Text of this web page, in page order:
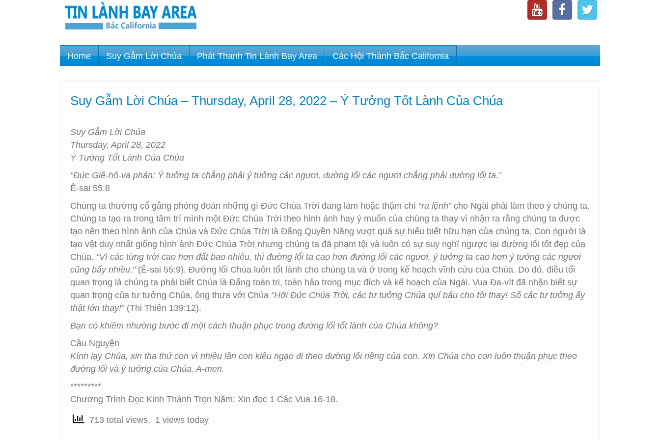
Home Suy Gẫm Lời Chúa Phát Thanh Tin Lành Bay Area Các Hội Thánh Bắc California
Suy Gẫm Lời Chúa – Thursday, April 28, 2022 – Ý Tưởng Tốt Lành Của Chúa
Suy Gẫm Lời Chúa
Thursday, April 28, 2022
Ý Tưởng Tốt Lành Của Chúa
“Đức Giê-hô-va phán: Ý tưởng ta chẳng phải ý tưởng các ngươi, đường lối các ngươi chẳng phải đường lối ta.”
Ê-sai 55:8
Chúng ta thường cố gắng phỏng đoán những gì Đức Chúa Trời đang làm hoặc thậm chí “ra lệnh”cho Ngài phải làm theo ý chúng ta.
Chúng ta tạo ra trong tâm trí mình một Đức Chúa Trời theo hình ảnh hay ý muốn của chúng ta thay vì nhận ra rằng chúng ta được
tạo nên theo hình ảnh của Chúa và Đức Chúa Trời là Đấng Quyền Năng vượt quá sự hiểu biết hữu hạn của chúng ta. Con người là
tạo vật duy nhất giống hình ảnh Đức Chúa Trời nhưng chúng ta đã phạm tội và luôn có sự suy nghĩ ngược lại đường lối tốt đẹp của
Chúa. “Vì các từng trời cao hơn đất bao nhiêu, thì đường lối ta cao hơn đường lối các ngươi, ý tưởng ta cao hơn ý tưởng các ngươi
cũng bấy nhiêu.”(Ê-sai 55:9). Đường lối Chúa luôn tốt lành cho chúng ta và ở trong kế hoạch vĩnh cửu của Chúa. Do đó, điều tối
quan trọng là chúng ta phải biết Chúa là Đấng toàn tri, toàn hảo trong mục đích và kế hoạch của Ngài. Vua Đa-vít đã nhận biết sự
quan trọng của tư tưởng Chúa, ông thưa với Chúa “Hỡi Đức Chúa Trời, các tư tưởng Chúa quí báu cho tôi thay! Số các tư tưởng ấy
thật lớn thay!”(Thi Thiên 139:12).
Bạn có khiêm nhường bước đi một cách thuận phục trong đường lối tốt lành của Chúa không?
Cầu Nguyện
Kính lạy Chúa, xin tha thứ con vì nhiều lần con kiêu ngạo đi theo đường lối riêng của con. Xin Chúa cho con luôn thuận phục theo
đường lối và ý tưởng của Chúa. A-men.
*********
Chương Trình Đọc Kinh Thánh Trọn Năm: Xin đọc 1 Các Vua 16-18.
713 total views, 1 views today